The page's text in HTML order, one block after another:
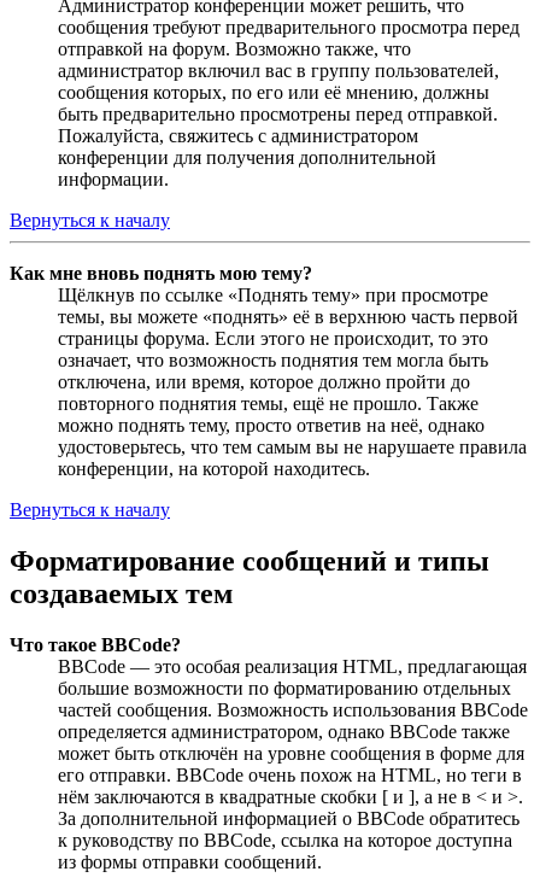
Администратор конференции может решить, что
сообщения требуют предварительного просмотра перед
отправкой на форум. Возможно также, что
администратор включил вас в группу пользователей,
сообщения которых, по его или её мнению, должны
быть предварительно просмотрены перед отправкой.
Пожалуйста, свяжитесь с администратором
конференции для получения дополнительной
информации.
Вернуться к началу
Как мне вновь поднять мою тему?
Щёлкнув по ссылке «Поднять тему» при просмотре
темы, вы можете «поднять» её в верхнюю часть первой
страницы форума. Если этого не происходит, то это
означает, что возможность поднятия тем могла быть
отключена, или время, которое должно пройти до
повторного поднятия темы, ещё не прошло. Также
можно поднять тему, просто ответив на неё, однако
удостоверьтесь, что тем самым вы не нарушаете правила
конференции, на которой находитесь.
Вернуться к началу
Форматирование сообщений и типы
создаваемых тем
Что такое BBCode?
BBCode — это особая реализация HTML, предлагающая
большие возможности по форматированию отдельных
частей сообщения. Возможность использования BBCode
определяется администратором, однако BBCode также
может быть отключён на уровне сообщения в форме для
его отправки. BBCode очень похож на HTML, но теги в
нём заключаются в квадратные скобки [ и ], а не в < и >.
За дополнительной информацией о BBCode обратитесь
к руководству по BBCode, ссылка на которое доступна
из формы отправки сообщений.